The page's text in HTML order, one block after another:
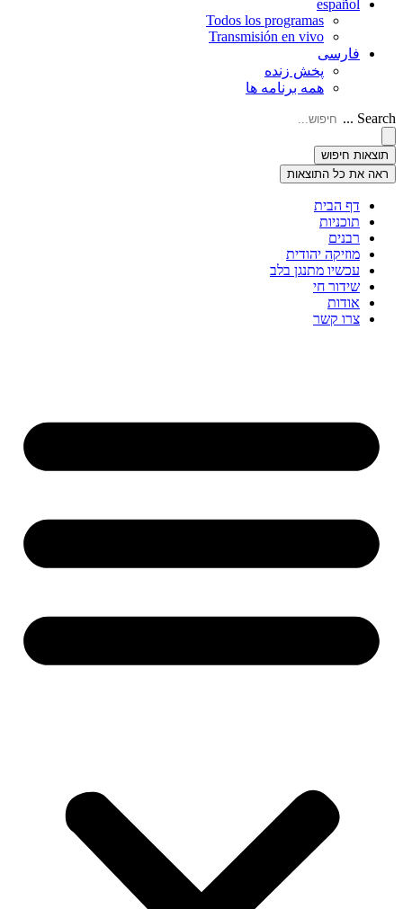
español
Todos los programas
Transmisión en vivo
فارسی
پخش زنده
همه برنامه ها
Search ...
תוצאות חיפוש
ראה את כל התוצאות
דף הבית
תוכניות
רבנים
מוזיקה יהודית
עכשיו מתנגן בלב
שידור חי
אודות
צרו קשר